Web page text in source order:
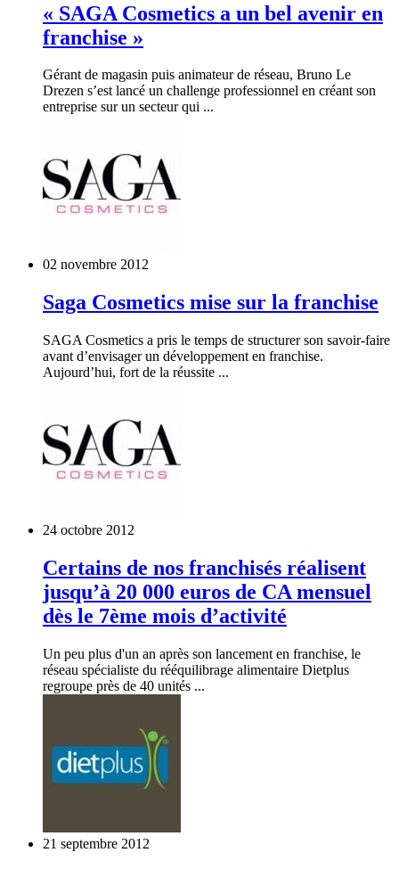
« SAGA Cosmetics a un bel avenir en
franchise »
Gérant de magasin puis animateur de réseau, Bruno Le
Drezen s’est lancé un challenge professionnel en créant son
entreprise sur un secteur qui ...
02 novembre 2012
Saga Cosmetics mise sur la franchise
SAGA Cosmetics a pris le temps de structurer son savoir-faire
avant d’envisager un développement en franchise.
Aujourd’hui, fort de la réussite ...
24 octobre 2012
Certains de nos franchisés réalisent
jusqu’à 20 000 euros de CA mensuel
dès le 7ème mois d’activité
Un peu plus d'un an après son lancement en franchise, le
réseau spécialiste du rééquilibrage alimentaire Dietplus
regroupe près de 40 unités ...
21 septembre 2012